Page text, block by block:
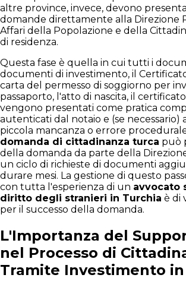
altre province, invece, devono
domande direttamente alla Direzione
Affari della Popolazione e della
di residenza.
Questa fase è quella in cui tutti i
documenti di investimento, il
carta del permesso di soggiorno per
passaporto, l'atto di nascita, il
vengono presentati come pratica
autenticati dal notaio e (se necessario)
piccola mancanza o errore
domanda di cittadinanza turca può
della domanda da parte della
un ciclo di richieste di documenti
durare mesi. La gestione di questo
con tutta l'esperienza di un avvocato
diritto degli stranieri in Turchia è di
per il successo della domanda.
L'Importanza del
nel Processo di
Tramite Investimento